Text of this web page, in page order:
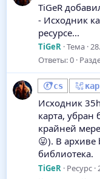
TiGeR
- Исходник
ресурсе...
TiGeR Тема
Ответы: 0
cs
Исходник
карта, убран
крайней
😛). В архиве
библиотека.
TiGeR Ресурс